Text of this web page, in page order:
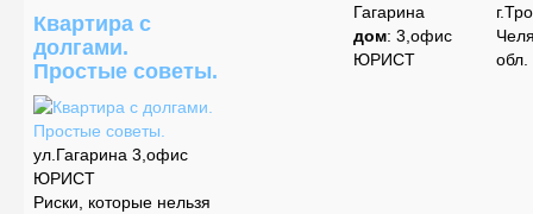
Квартира с
долгами.
Простые советы.
ул.Гагарина 3,офис
ЮРИСТ
Риски, которые нельзя
Гагарина
дом: 3,офис
ЮРИСТ
обл.